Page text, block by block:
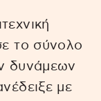
το σύνολο
δυνάμεων
με